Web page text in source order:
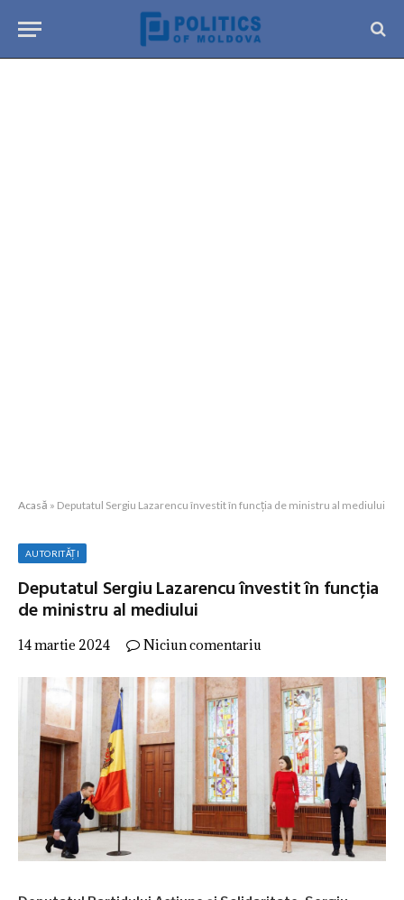
Acasă » Deputatul Sergiu Lazarencu învestit în funcția de ministru al mediului
AUTORITĂȚI
Deputatul Sergiu Lazarencu învestit în funcția
de ministru al mediului
14 martie 2024 Niciun comentariu